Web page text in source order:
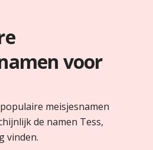
voor
meisjesnamen
de namen Tess,
vinden.